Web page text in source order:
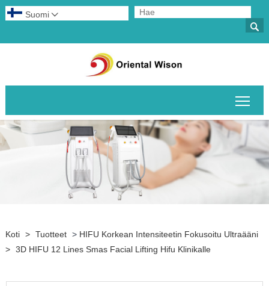

Suomi 
Koti > Tuotteet > HIFU Korkean Intensiteetin Fokusoitu Ultraääni
> 3D HIFU 12 Lines Smas Facial Lifting Hifu Klinikalle